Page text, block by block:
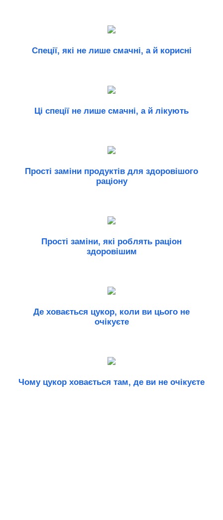
Спеції, які не лише смачні, а й корисні
Ці спеції не лише смачні, а й лікують
Прості заміни продуктів для здоровішого
раціону
Прості заміни, які роблять раціон
здоровішим
Де ховається цукор, коли ви цього не
очікуєте
Чому цукор ховається там, де ви не очікуєте